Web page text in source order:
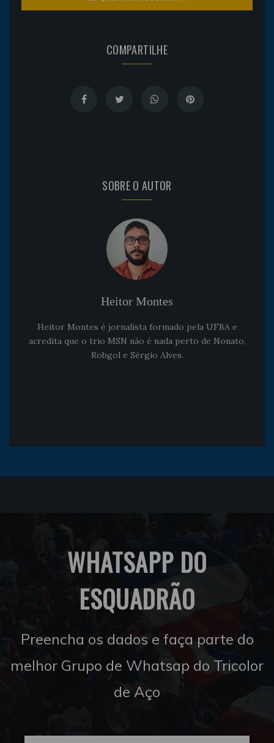
COMPARTILHE
SOBRE O AUTOR
Heitor Montes
Heitor Montes é jornalista formado pela UFBA e
acredita que o trio MSN não é nada perto de Nonato,
Robgol e Sérgio Alves.
WHATSAPP DO
ESQUADRÃO
Preencha os dados e faça parte do
melhor Grupo de Whatsap do Tricolor
de Aço